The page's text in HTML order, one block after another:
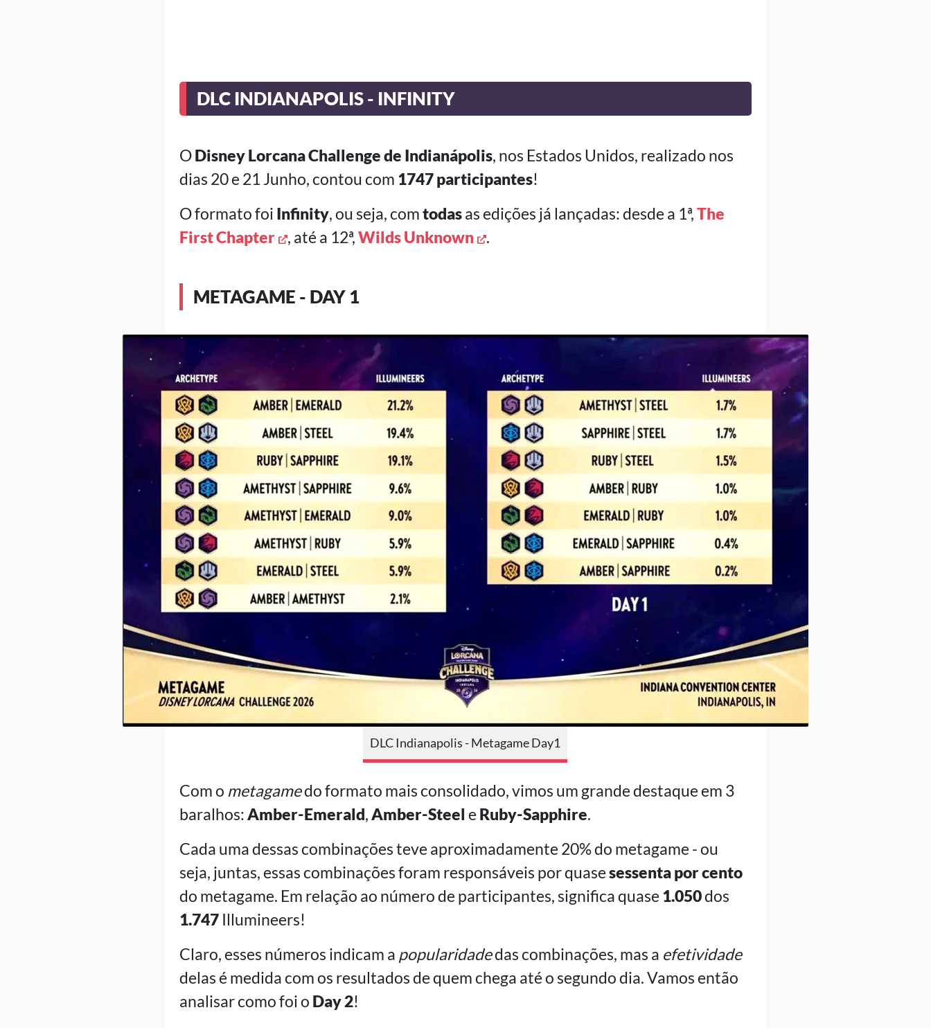
DLC INDIANAPOLIS - INFINITY
ODisney Lorcana Challenge de Indianápolis, nos Estados Unidos, realizado nos
dias 20 e 21 Junho, contou com 1747 participantes!
O formato foi Infinity, ou seja, comtodasas edições já lançadas: desde a 1ª,The
First Chapter
, até a 12ª,Wilds Unknown .
METAGAME - DAY 1
DLC Indianapolis - Metagame Day1
Com o metagamedo formato mais consolidado, vimos um grande destaque em 3
baralhos:Amber-Emerald,Amber-Steel e Ruby-Sapphire.
Cada uma dessas combinações teve aproximadamente 20% do metagame - ou
seja, juntas, essas combinações foram responsáveis por quasesessenta por cento
do metagame. Em relação ao número de participantes, significa quase 1.050dos
1.747Illumineers!
Claro, esses números indicam a popularidadedas combinações, mas a efetividade
delas é medida com os resultados de quem chega até o segundo dia. Vamos então
analisar como foi o Day 2!